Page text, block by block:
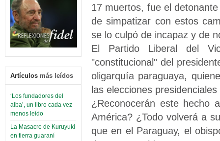
Artículos más leídos
‘Los fundadores del
alba’, un libro cada vez
menos leído
La Masacre de Kuruyuki
en tierra guaraní
17 muertos, fue el
de simpatizar con estos
se lo culpó de incapaz y de
El Partido Liberal del
"constitucional" del
oligarquía paraguaya,
las elecciones
¿Reconocerán este hecho
América? ¿Todo volverá a
que en el Paraguay, el